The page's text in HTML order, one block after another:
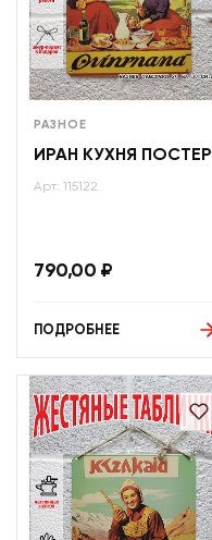
РАЗНОЕ
ИРАН КУХНЯ ПОСТЕР
Арт: 115122
790,00 ₽
ПОДРОБНЕЕ